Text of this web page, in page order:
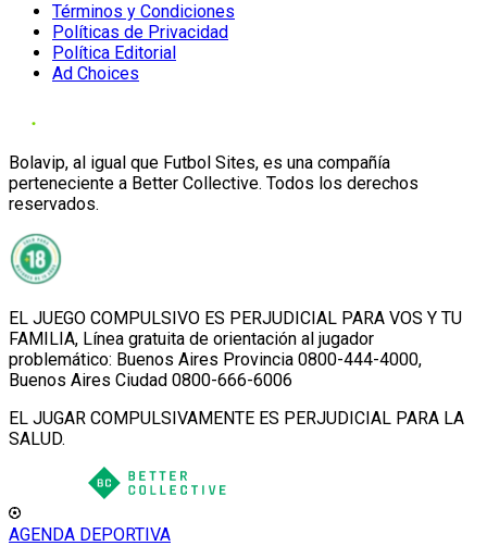
Términos y Condiciones
Políticas de Privacidad
Política Editorial
Ad Choices
Bolavip, al igual que Futbol Sites, es una compañía
perteneciente a Better Collective. Todos los derechos
reservados.
EL JUEGO COMPULSIVO ES PERJUDICIAL PARA VOS Y TU
FAMILIA, Línea gratuita de orientación al jugador
problemático: Buenos Aires Provincia 0800-444-4000,
Buenos Aires Ciudad 0800-666-6006
EL JUGAR COMPULSIVAMENTE ES PERJUDICIAL PARA LA
SALUD.
AGENDA DEPORTIVA